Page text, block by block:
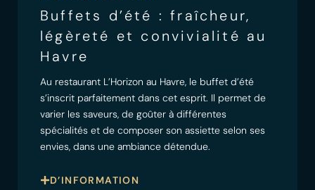
Buffets d’été : fraîcheur,
légèreté et convivialité au
Havre
Au restaurant L’Horizon au Havre, le buffet d’été
s’inscrit parfaitement dans cet esprit. Il permet de
varier les saveurs, de goûter à différentes
spécialités et de composer son assiette selon ses
envies, dans une ambiance détendue.
D’INFORMATION